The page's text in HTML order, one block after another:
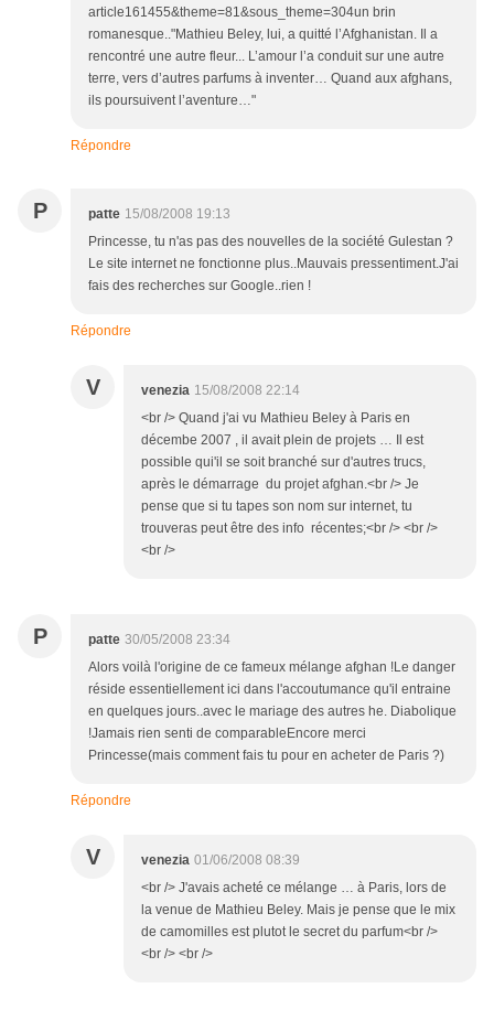
article161455&theme=81&sous_theme=304un brin
romanesque.."Mathieu Beley, lui, a quitté l’Afghanistan. Il a
rencontré une autre fleur... L’amour l’a conduit sur une autre
terre, vers d’autres parfums à inventer… Quand aux afghans,
ils poursuivent l’aventure…"
Répondre
P patte 15/08/2008 19:13
Princesse, tu n'as pas des nouvelles de la société Gulestan ?
Le site internet ne fonctionne plus..Mauvais pressentiment.J'ai
fais des recherches sur Google..rien !
Répondre
V venezia 15/08/2008 22:14
<br /> Quand j'ai vu Mathieu Beley à Paris en
décembe 2007 , il avait plein de projets … Il est
possible qui'il se soit branché sur d'autres trucs,
après le démarrage du projet afghan.<br /> Je
pense que si tu tapes son nom sur internet, tu
trouveras peut être des info récentes;<br /> <br />
<br />
P patte 30/05/2008 23:34
Alors voilà l'origine de ce fameux mélange afghan !Le danger
réside essentiellement ici dans l'accoutumance qu'il entraine
en quelques jours..avec le mariage des autres he. Diabolique
!Jamais rien senti de comparableEncore merci
Princesse(mais comment fais tu pour en acheter de Paris ?)
Répondre
V venezia 01/06/2008 08:39
<br /> J'avais acheté ce mélange … à Paris, lors de
la venue de Mathieu Beley. Mais je pense que le mix
de camomilles est plutot le secret du parfum<br />
<br /> <br />